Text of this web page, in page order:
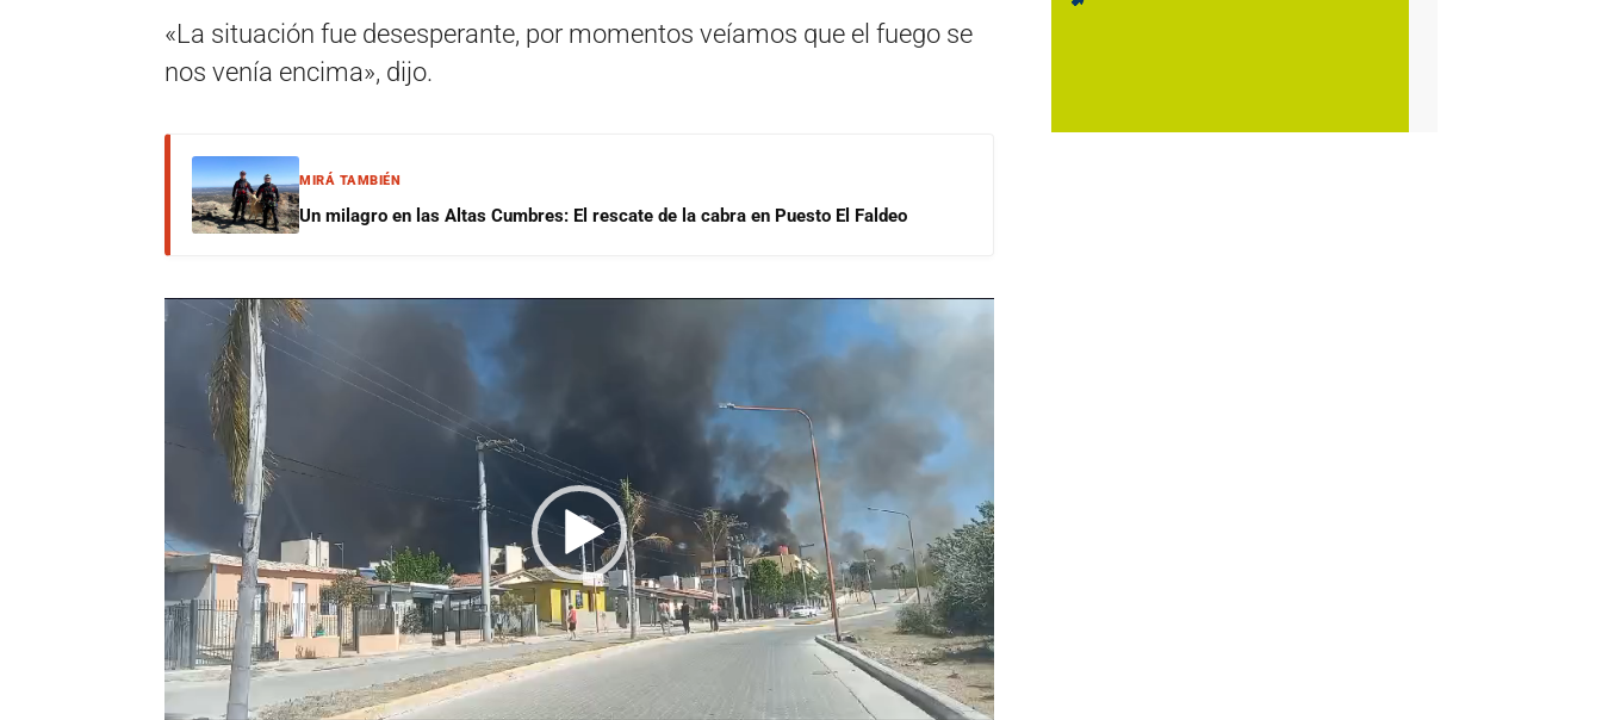
«La situación fue desesperante, por momentos veíamos que el fuego se
nos venía encima», dijo.
MIRÁ TAMBIÉN
Un milagro en las Altas Cumbres: El rescate de la cabra en Puesto El Faldeo
Reproductor
vídeo